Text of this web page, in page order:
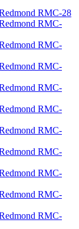
RMC-28
RMC-
RMC-
RMC-
RMC-
RMC-
RMC-
RMC-
RMC-
RMC-
RMC-